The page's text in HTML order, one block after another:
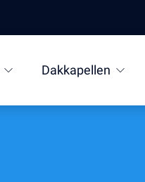
Dakkapellen